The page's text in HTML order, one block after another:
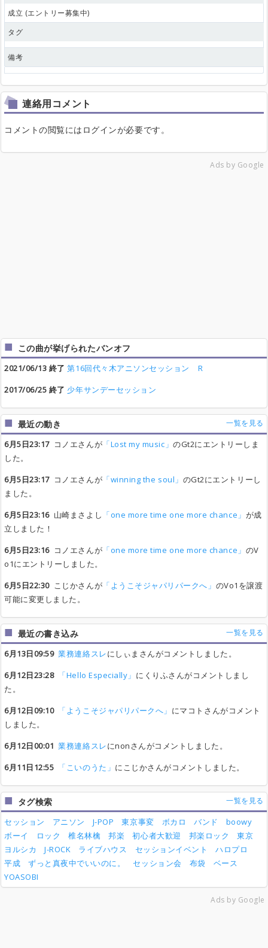
成立 (エントリー募集中)
タグ
備考
連絡用コメント
コメントの閲覧にはログインが必要です。
Ads by Google
この曲が挙げられたバンオフ
2021/06/13 終了 第16回代々木アニソンセッション R
2017/06/25 終了 少年サンデーセッション
最近の動き 一覧を見る
6月5日23:17コノエさんが 「Lost my music」のGt2にエントリーしま
した。
6月5日23:17コノエさんが 「winning the soul」 のGt2にエントリーし
ました。
6月5日23:16山崎まさよし 「one more time one more chance」 が成
立しました！
6月5日23:16コノエさんが 「one more time one more chance」 のV
o1にエントリーしました。
6月5日22:30こじかさんが 「ようこそジャパリパークへ」 のVo1を譲渡
可能に変更しました。
最近の書き込み 一覧を見る
6月13日09:59 業務連絡スレにしぃまさんがコメントしました。
6月12日23:28
「Hello Especially」 にくりふさんがコメントしまし
た。
6月12日09:10
「ようこそジャパリパークへ」 にマコトさんがコメント
しました。
6月12日00:01 業務連絡スレにnonさんがコメントしました。
6月11日12:55
「こいのうた」 にこじかさんがコメントしました。
タグ検索 一覧を見る
セッション アニソン J-POP 東京事変 ボカロ バンド
boowy
ボーイ
ロック 椎名林檎 邦楽 初心者大歓迎 邦楽ロック
東京
ヨルシカ
J-ROCK ライブハウス セッションイベント
ハロプロ
平成
ずっと真夜中でいいのに。 セッション会 布袋
ベース
YOASOBI
Ads by Google